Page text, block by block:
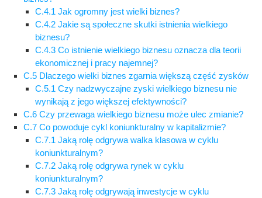
C.4.1 Jak ogromny jest wielki biznes?
C.4.2 Jakie są społeczne skutki istnienia wielkiego
biznesu?
C.4.3 Co istnienie wielkiego biznesu oznacza dla teorii
ekonomicznej i pracy najemnej?
C.5 Dlaczego wielki biznes zgarnia większą część zysków
C.5.1 Czy nadzwyczajne zyski wielkiego biznesu nie
wynikają z jego większej efektywności?
C.6 Czy przewaga wielkiego biznesu może ulec zmianie?
C.7 Co powoduje cykl koniunkturalny w kapitalizmie?
C.7.1 Jaką rolę odgrywa walka klasowa w cyklu
koniunkturalnym?
C.7.2 Jaką rolę odgrywa rynek w cyklu
koniunkturalnym?
C.7.3 Jaką rolę odgrywają inwestycje w cyklu